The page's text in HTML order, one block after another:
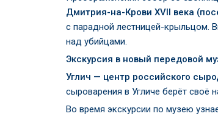
Дмитрия-на-Крови XVII века
с парадной лестницей-крыльцом.
над убийцами.
Экскурсия в новый передовой
Углич — центр российского
сыроварения в Угличе берёт своё
Во время экскурсии по музею